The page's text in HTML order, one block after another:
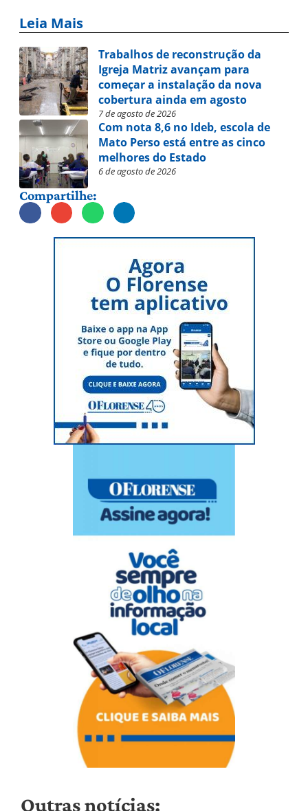
Leia Mais
Trabalhos de reconstrução da
Igreja Matriz avançam para
começar a instalação da nova
cobertura ainda em agosto
7 de agosto de 2026
Com nota 8,6 no Ideb, escola de
Mato Perso está entre as cinco
melhores do Estado
6 de agosto de 2026
Compartilhe:
Outras notícias: